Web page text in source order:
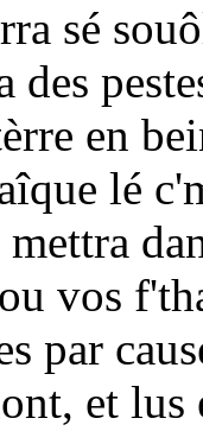
sé
en
lé
vos
par
et